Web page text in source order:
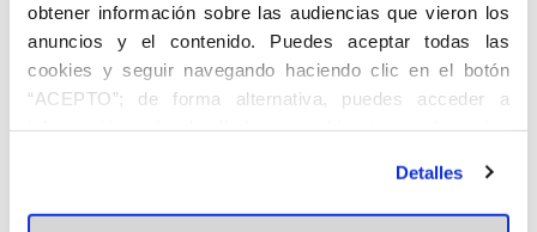
obtener información sobre las audiencias que vieron los
anuncios y el contenido. Puedes aceptar todas las
cookies y seguir navegando haciendo clic en el botón
“ACEPTO”; de forma alternativa, puedes acceder a
información más detallada y cambiar tus preferencias
en el botón "Personalizar". Para más información puedes
visitar nuestra Política de Cookies
Detalles
CONCEJO ÁLVAREZ, José María.
Villalpando, Zamora, 25.XI.1936. Abogado
Premio Extraordinario de fin de Carrera.